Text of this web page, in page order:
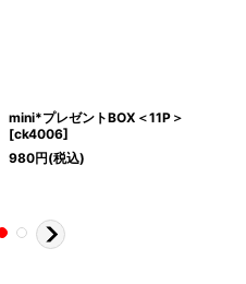
mini*プレゼントBOX＜11P＞
[ck4006]
980円(税込)